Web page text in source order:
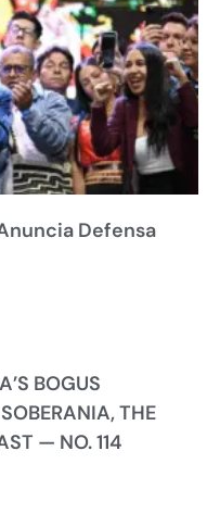
Defensa
BOGUS
THE
— NO. 114